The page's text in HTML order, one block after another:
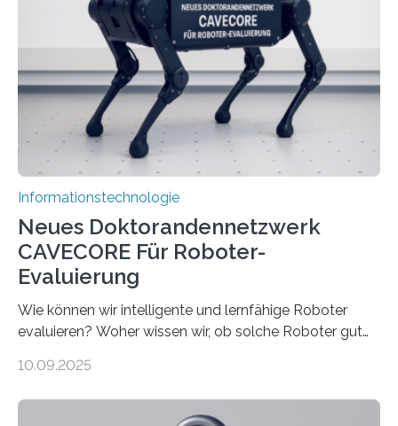
viel Energie, die Speicher- und Verarbeitungseinheiten
sind voneinander getrennt und die Datenübertragung
bremst komplexe Anwendungen aus. Da KI-Modelle
immer größer werden und riesige Datenmengen
verarbeiten müssen, steigt der Bedarf an neuen
Rechenarchitekturen. Neben Quantencomputern
rücken dabei insbesondere…
Informationstechnologie
Neues Doktorandennetzwerk
CAVECORE Für Roboter-
Evaluierung
Wie können wir intelligente und lernfähige Roboter
evaluieren? Woher wissen wir, ob solche Roboter gut
sich CAVECORE – ein neues Marie Skłodowska-Curie
koordiniert wird. Ab dem 1. September werden sich
10.09.2025